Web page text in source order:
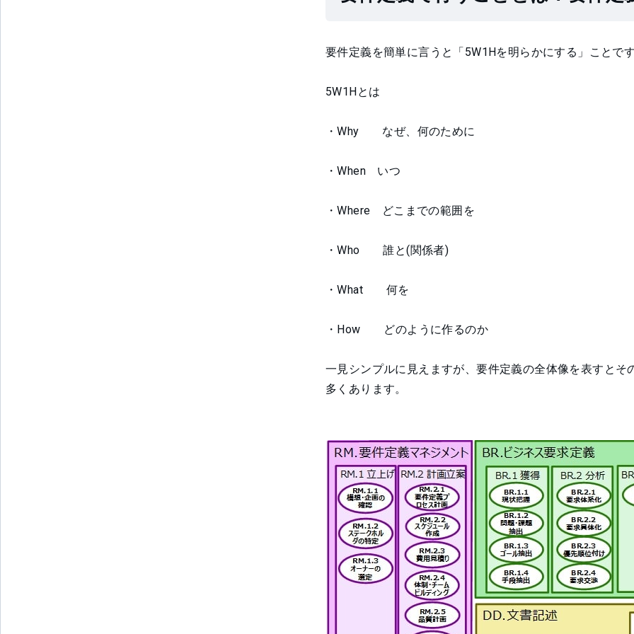
要件定義を簡単に言うと「5W1Hを明らかにする」ことで
5W1Hとは
・Why なぜ、何のために
・When いつ
・Where どこまでの範囲を
・Who 誰と(関係者)
・What 何を
・How どのように作るのか
一見シンプルに見えますが、要件定義の全体像を表すと
多くあります。